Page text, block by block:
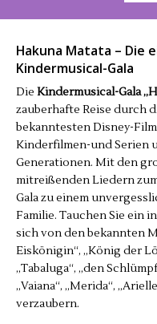
Hakuna Matata – Die
Kindermusical-Gala
Die Kindermusical-Gala
zauberhafte Reise durch
bekanntesten Disney-
Kinderfilmen-und Serien
Generationen. Mit den
mitreißenden Liedern
Gala zu einem
Familie. Tauchen Sie ein
sich von den bekannten
Eiskönigin“, „König der
„Tabaluga“, „den
„Vaiana“, „Merida“,
verzaubern.